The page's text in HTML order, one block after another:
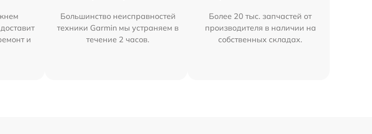
и
Большинство неисправностей
техники Garmin мы устраняем в
течение 2 часов.
Более 20 тыс. запчастей от
производителя в наличии на
собственных складах.